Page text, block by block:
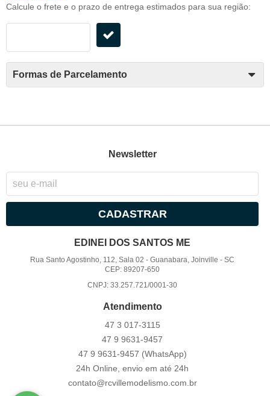
Calcule o frete e o prazo de entrega estimados para sua região:
Formas de Parcelamento
Newsletter
CADASTRAR
EDINEI DOS SANTOS ME
Rua Santo Agostinho, 112, Sala 02 -Guanabara, Joinville -SC
CEP: 89207-650
CNPJ: 33.257.721/0001-30
Atendimento
47 3 017-3115
47 9 9631-9457
47 9 9631-9457 (WhatsApp)
24h Online, envio em até 24h
contato@rcvillemodelismo.com.br